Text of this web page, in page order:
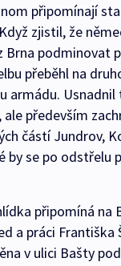
připomínají
zjistil, že
Brna podminovat
přeběhl na
armádu. Usnadnil
ale především
částí Jundrov,
by se po odstřelu
připomíná na
a práci Františka
v ulici Bašty